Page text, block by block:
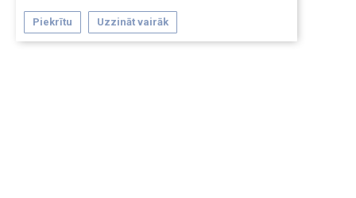
Piekrītu Uzzināt vairāk